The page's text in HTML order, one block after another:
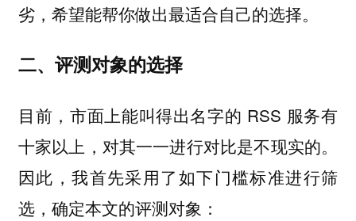
劣，希望能帮你做出最适合自己的选择。
二、评测对象的选择
目前，市面上能叫得出名字的 RSS 服务有
十家以上，对其一一进行对比是不现实的。
因此，我首先采用了如下门槛标准进行筛
选，确定本文的评测对象：